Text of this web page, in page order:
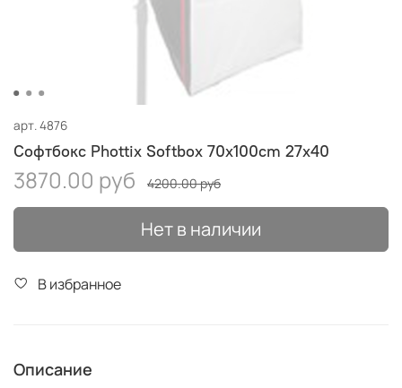
арт.4876
Софтбокс Phottix Softbox 70x100cm 27x40
3870.00 руб 4200.00 руб
Нет в наличии
В избранное
Описание